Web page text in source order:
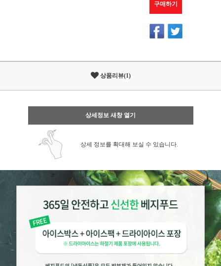
구매하기
상품리뷰(1)
상세정보 새창 열기
상세 정보를 확대해 보실 수 있습니다.